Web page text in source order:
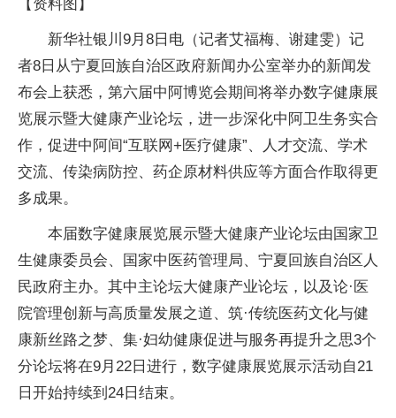
【资料图】
新华社银川9月8日电（记者艾福梅、谢建雯）记
者8日从宁夏回族自治区政府新闻办公室举办的新闻发
布会上获悉，第六届中阿博览会期间将举办数字健康展
览展示暨大健康产业论坛，进一步深化中阿卫生务实合
作，促进中阿间“互联网+医疗健康”、人才交流、学术
交流、传染病防控、药企原材料供应等方面合作取得更
多成果。
本届数字健康展览展示暨大健康产业论坛由国家卫
生健康委员会、国家中医药管理局、宁夏回族自治区人
民政府主办。其中主论坛大健康产业论坛，以及论·医
院管理创新与高质量发展之道、筑·传统医药文化与健
康新丝路之梦、集·妇幼健康促进与服务再提升之思3个
分论坛将在9月22日进行，数字健康展览展示活动自21
日开始持续到24日结束。